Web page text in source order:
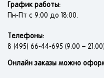
График работы:
Пн-Пт с 9:00 до 18:00.
Телефоны:
8 (495) 66-44-695 (9:00 –
Онлайн заказы можно